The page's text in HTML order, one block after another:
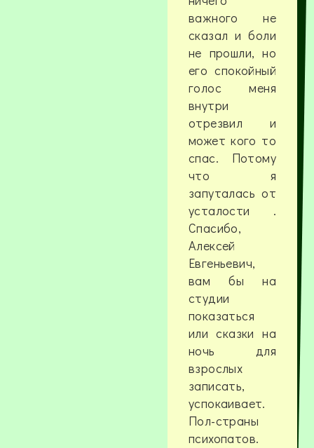
важного не
сказал и боли
не прошли, но
его спокойный
голос меня
внутри
отрезвил и
может кого то
спас. Потому
что я
запуталась от
усталости .
Спасибо,
Алексей
Евгеньевич,
вам бы на
студии
показаться
или сказки на
ночь для
взрослых
записать,
успокаивает.
Пол-страны
психопатов.